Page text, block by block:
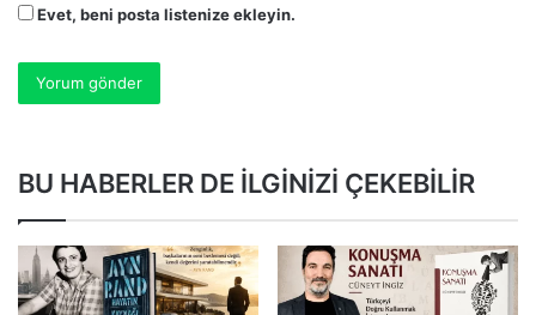
Evet, beni posta listenize ekleyin.
BU HABERLER DE İLGİNİZİ ÇEKEBİLİR